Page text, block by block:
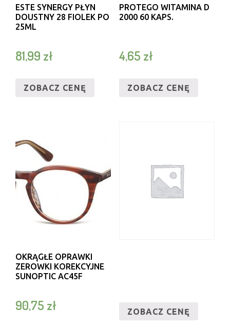
ESTE SYNERGY PŁYN
DOUSTNY 28 FIOLEK PO
25ML
81,99 zł
ZOBACZ CENĘ
PROTEGO WITAMINA D
2000 60 KAPS.
4,65 zł
ZOBACZ CENĘ
OKRĄGŁE OPRAWKI
ZEROWKI KOREKCYJNE
SUNOPTIC AC45F
90,75 zł ZOBACZ CENĘ